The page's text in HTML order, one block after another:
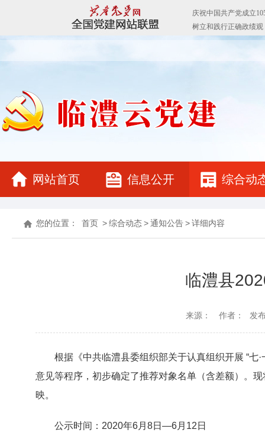
网站首页 信息公开 综合动
您的位置： 首页 >综合动态>通知公告>详细内容
临澧县
来源： 作者： 发
根据《中共临澧县委组织部关于认真组织开展 “
意见等程序，初步确定了推荐对象名单（含差额）。
映。
公示时间：2020年6月8日—6月12日